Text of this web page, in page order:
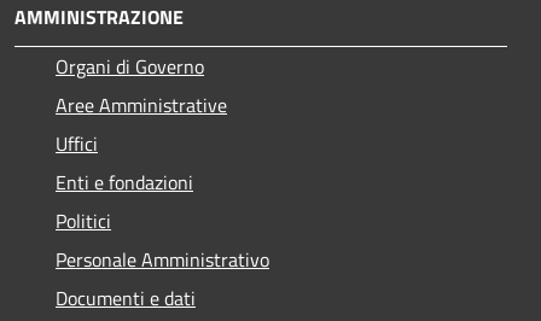
AMMINISTRAZIONE
Organi di Governo
Aree Amministrative
Uffici
Enti e fondazioni
Politici
Personale Amministrativo
Documenti e dati